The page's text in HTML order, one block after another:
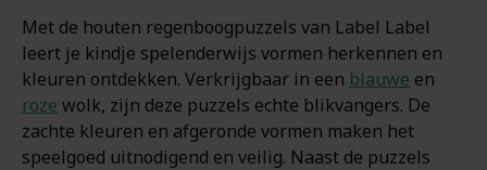
Met de houten regenboogpuzzels van Label Label
leert je kindje spelenderwijs vormen herkennen en
kleuren ontdekken. Verkrijgbaar in een blauwe en
roze wolk, zijn deze puzzels echte blikvangers. De
zachte kleuren en afgeronde vormen maken het
speelgoed uitnodigend en veilig. Naast de puzzels